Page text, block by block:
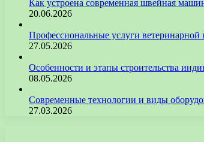
Как устроена современная швейная
20.06.2026
Профессиональные услуги
27.05.2026
Особенности и этапы строительства
08.05.2026
Современные технологии и виды
27.03.2026